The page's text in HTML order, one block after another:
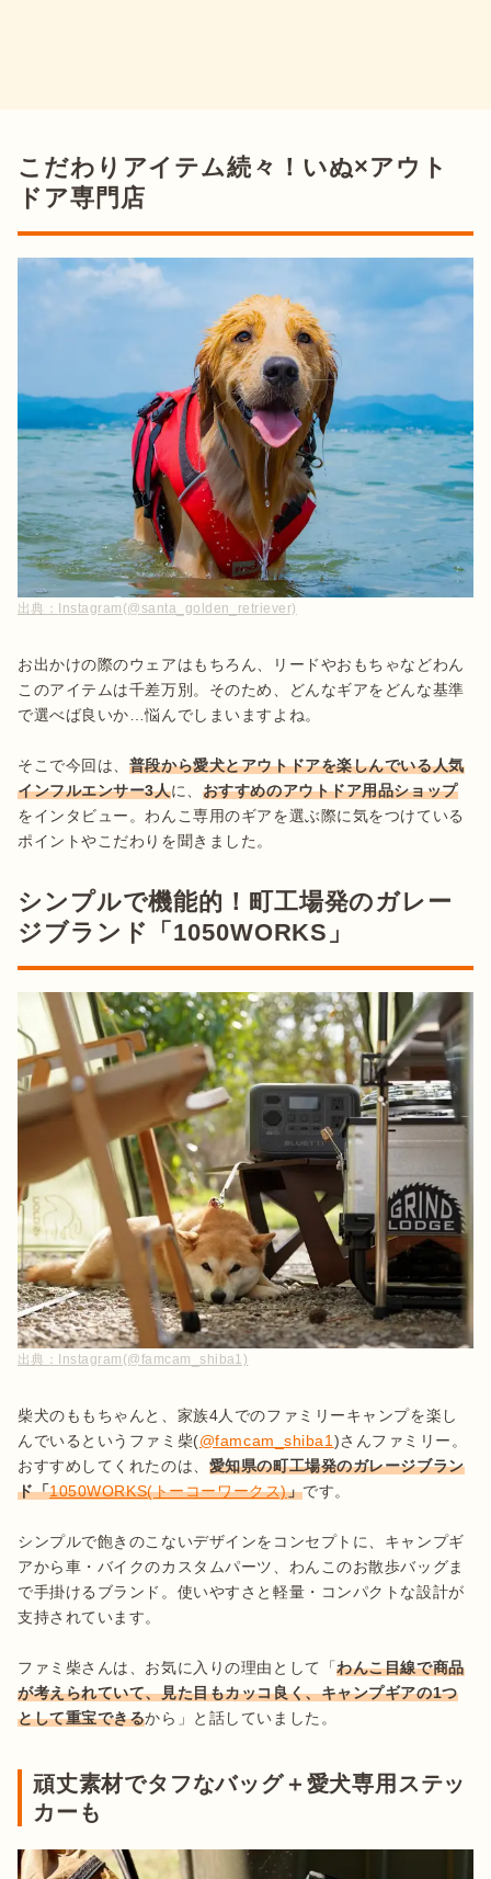
こだわりアイテム続々！いぬ×アウト
ドア専門店
出典： Instagram(@santa_golden_retriever)
お出かけの際のウェアはもちろん、リードやおもちゃなどわん
このアイテムは千差万別。そのため、どんなギアをどんな基準
で選べば良いか…悩んでしまいますよね。
そこで今回は、 普段から愛犬とアウトドアを楽しんでいる人気
インフルエンサー3人に、 おすすめのアウトドア用品ショップ
をインタビュー。わんこ専用のギアを選ぶ際に気をつけている
ポイントやこだわりを聞きました。
シンプルで機能的！町工場発のガレー
ジブランド「1050WORKS」
出典： Instagram(@famcam_shiba1)
柴犬のももちゃんと、家族4人でのファミリーキャンプを楽し
んでいるというファミ柴(@famcam_shiba1 )さんファミリー。
おすすめしてくれたのは、 愛知県の町工場発のガレージブラン
ド「1050WORKS(トーコーワークス)」です。
シンプルで飽きのこないデザインをコンセプトに、キャンプギ
アから車・バイクのカスタムパーツ、わんこのお散歩バッグま
で手掛けるブランド。使いやすさと軽量・コンパクトな設計が
支持されています。
ファミ柴さんは、お気に入りの理由として「わんこ目線で商品
が考えられていて、見た目もカッコ良く、キャンプギアの1つ
として重宝できるから」と話していました。
頑丈素材でタフなバッグ＋愛犬専用ステッ
カーも